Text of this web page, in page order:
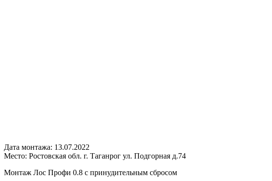
Дата монтажа: 13.07.2022
Место: Ростовская обл. г. Таганрог ул. Подгорная д.74
Монтаж Лос Профи 0.8 с принудительным сбросом